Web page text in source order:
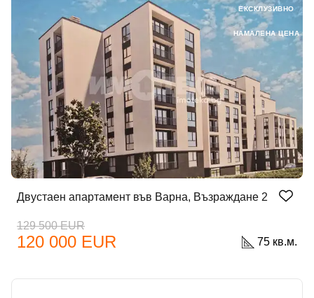
Двустаен апартамент във Варна, Възраждане 2
129 500 EUR
120 000 EUR 75 кв.м.
ЕКСКЛУЗИВНО
НАМАЛЕНА ЦЕНА